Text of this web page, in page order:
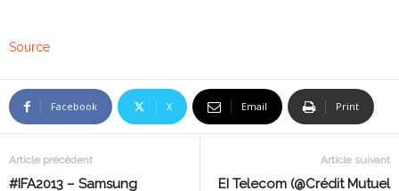
Source
Facebook X Email Print
Article précédent
#IFA2013 – Samsung
Article suivant
EI Telecom (@Crédit Mutuel